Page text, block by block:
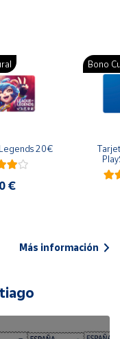
20€
€
Bono
Más información